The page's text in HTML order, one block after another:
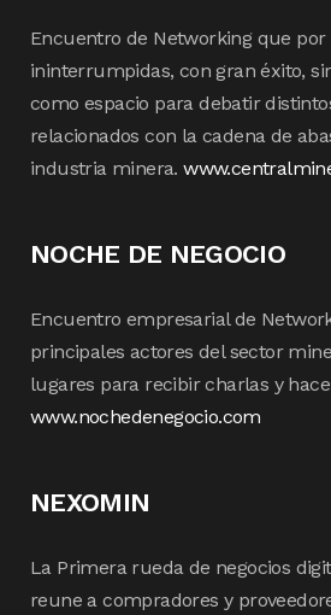
Encuentro de Networking que por
ininterrumpidas, con gran éxito,
como espacio para debatir
relacionados con la cadena de
industria minera.
NOCHE DE NEGOCIO
Encuentro empresarial de
principales actores del sector
lugares para recibir charlas y
www.nochedenegocio.com
NEXOMIN
La Primera rueda de negocios
reune a compradores y